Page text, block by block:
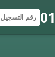
رقم التسجيل
الرمز البريدي
إرسال النموذج